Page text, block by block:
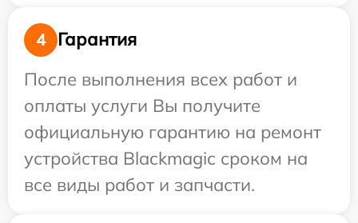
4
Гарантия
После выполнения всех работ и
оплаты услуги Вы получите
официальную гарантию на ремонт
устройства Blackmagic сроком на
все виды работ и запчасти.